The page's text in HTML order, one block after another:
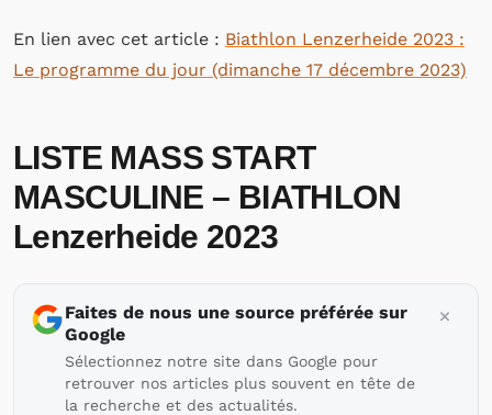
En lien avec cet article : Biathlon Lenzerheide 2023 :
Le programme du jour (dimanche 17 décembre 2023)
LISTE MASS START
MASCULINE – BIATHLON
Lenzerheide 2023
Faites de nous une source préférée sur
Google
Sélectionnez notre site dans Google pour
retrouver nos articles plus souvent en tête de
la recherche et des actualités.